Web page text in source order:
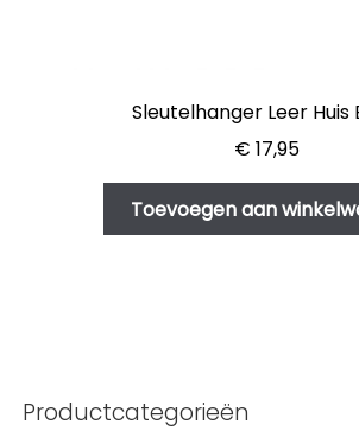
Sleutelhanger Leer Huis
€ 17,95
Toevoegen aan
Productcategorieën